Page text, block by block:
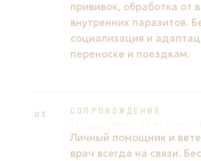
прививок, обработка от
внутренних паразитов.
социализация и
переноске и поездкам.
03 СОПРОВОЖДЕНИЕ
Личный помощник и
врач всегда на связи.